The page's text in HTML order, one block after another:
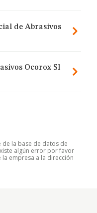
de Abrasivos
Ocorox Sl
la base de datos de
algún error por favor
empresa a la dirección